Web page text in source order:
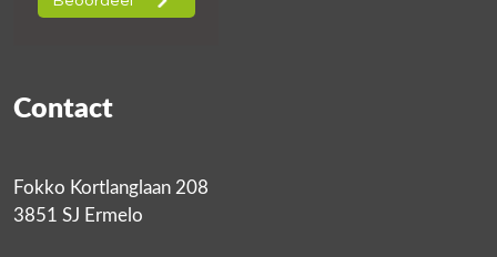
Contact
Fokko Kortlanglaan 208
3851 SJ Ermelo